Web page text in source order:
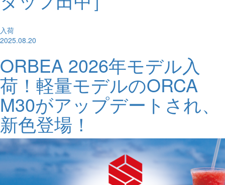
入荷
2025.08.20
ORBEA 2026年モデル入
荷！軽量モデルのORCA
M30がアップデートされ、
新色登場！